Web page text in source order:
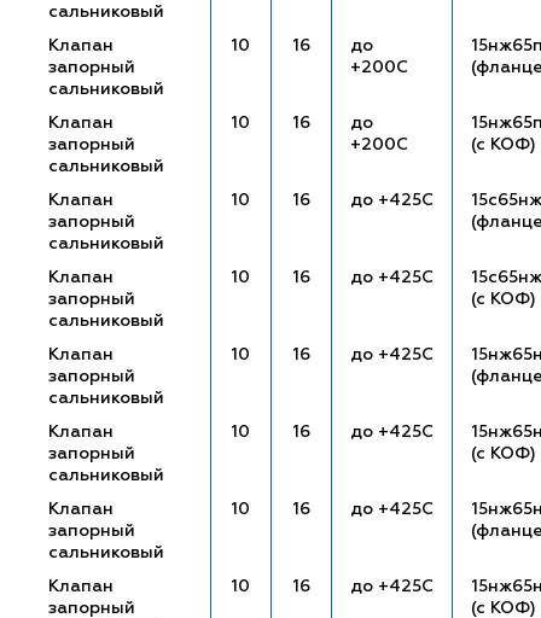
сальниковый
Клапан
запорный
сальниковый
10 16
до
+200С
Клапан
запорный
сальниковый
10 16
до
+200С
(с КОФ)
Клапан
запорный
сальниковый
10 16 до +425С
15с65нж
Клапан
запорный
сальниковый
10 16 до +425С
(с КОФ)
Клапан
запорный
сальниковый
10 16 до +425С
Клапан
запорный
сальниковый
10 16 до +425С
(с КОФ)
Клапан
запорный
сальниковый
10 16 до +425С
Клапан
запорный
10 16 до +425С
(с КОФ)